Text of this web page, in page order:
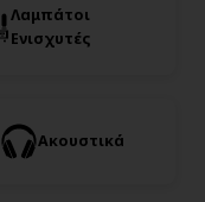
Λαμπάτοι
Ενισχυτές
Ακουστικά